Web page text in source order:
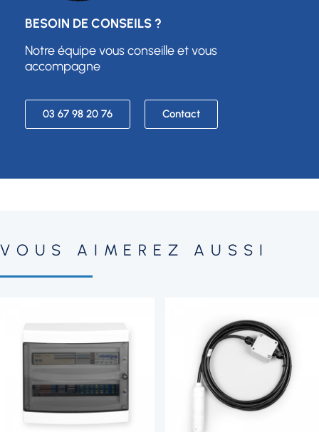
BESOIN DE CONSEILS ?
Notre équipe vous conseille et vous
accompagne
03 67 98 20 76 Contact
VOUS AIMEREZ AUSSI